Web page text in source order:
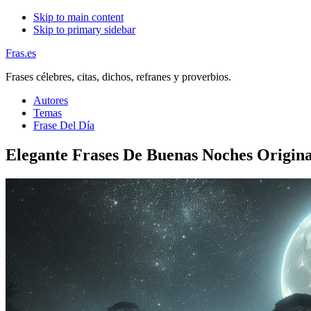
Skip to main content
Skip to primary sidebar
Fras.es
Frases célebres, citas, dichos, refranes y proverbios.
Autores
Temas
Frase Del Día
Elegante Frases De Buenas Noches